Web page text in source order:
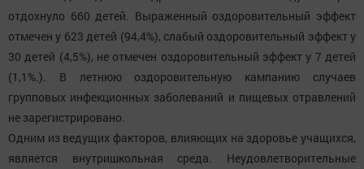
отдохнуло 660 детей. Выраженный оздоровительный эффект
отмечен у 623 детей (94,4%), слабый оздоровительный эффект у
30 детей (4,5%), не отмечен оздоровительный эффект у 7 детей
(1,1%.). В летнюю оздоровительную кампанию случаев
групповых инфекционных заболеваний и пищевых отравлений
не зарегистрировано.
Одним из ведущих факторов, влияющих на здоровье учащихся,
является внутришкольная среда. Неудовлетворительные